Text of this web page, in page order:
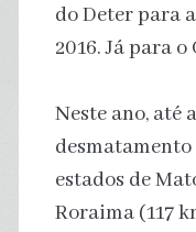
do Deter para
2016. Já para o
Neste ano, até
estados de
Roraima (117